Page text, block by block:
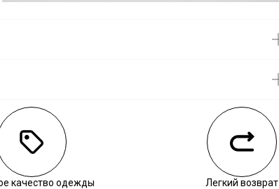
качество одежды Легкий возврат